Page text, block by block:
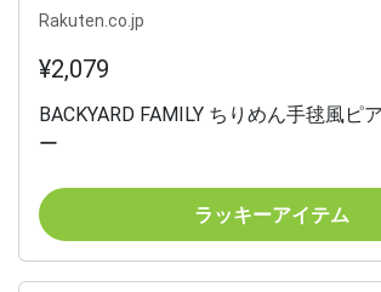
Rakuten.co.jp
¥2,079
BACKYARD FAMILY ちりめん手毬風ピ
ー
ラッキーアイテム